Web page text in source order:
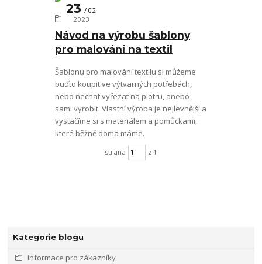
Kategorie blogu
Informace pro zákazníky
Návod na výrobu šablony
pro malování na textil
23
02
2023
Návody
Šablonu pro malování textilu si můžeme
buďto koupit ve výtvarných potřebách,
nebo nechat vyřezat na plotru, anebo
sami vyrobit. Vlastní výroba je nejlevnější a
vystačíme si s materiálem a pomůckami,
které běžně doma máme.
strana z 1